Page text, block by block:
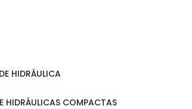
HIDRÁULICA
HIDRÁULICAS COMPACTAS